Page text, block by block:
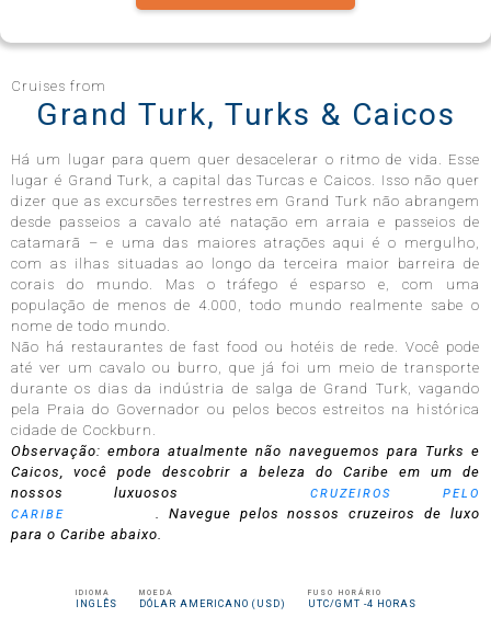
Infinity®
Millennium®
Reflection®
Roamer℠
Seeker℠
Silhouette®
Cruises from
Grand Turk, Turks & Caicos
Há um lugar para quem quer desacelerar o ritmo de vida. Esse
lugar é Grand Turk, a capital das Turcas e Caicos. Isso não quer
dizer que as excursões terrestres em Grand Turk não abrangem
desde passeios a cavalo até natação em arraia e passeios de
catamarã – e uma das maiores atrações aqui é o mergulho,
com as ilhas situadas ao longo da terceira maior barreira de
corais do mundo. Mas o tráfego é esparso e, com uma
população de menos de 4.000, todo mundo realmente sabe o
nome de todo mundo.
Não há restaurantes de fast food ou hotéis de rede. Você pode
até ver um cavalo ou burro, que já foi um meio de transporte
durante os dias da indústria de salga de Grand Turk, vagando
pela Praia do Governador ou pelos becos estreitos na histórica
cidade de Cockburn.
Observação: embora atualmente não naveguemos para Turks e
Caicos, você pode descobrir a beleza do Caribe em um de
nossos luxuosos
CRUZEIROS PELO
CARIBE
. Navegue pelos nossos cruzeiros de luxo
para o Caribe abaixo.
IDIOMA
INGLÊS
MOEDA
DÓLAR AMERICANO (USD)
FUSO HORÁRIO
UTC/GMT -4 HORAS